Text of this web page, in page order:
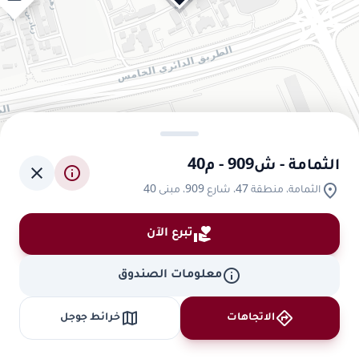
الثمامة - ش909 - م40
location_on الثمامة، منطقة 47، شارع 909، مبنى 40
info
close
volunteer_activismتبرع الآن
infoمعلومات الصندوق
directions الاتجاهات map خرائط جوجل